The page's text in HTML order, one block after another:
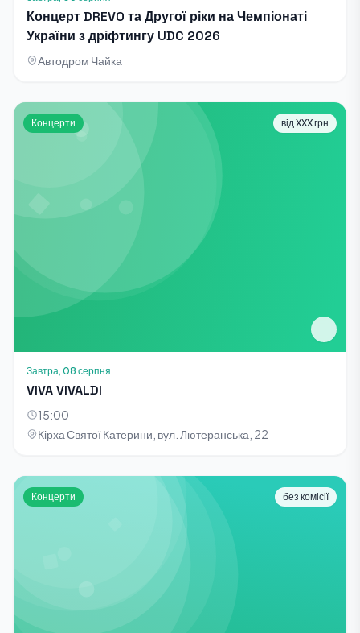
Концерт DREVO та Другої ріки на Чемпіонаті
України з дріфтингу UDC 2026
Автодром Чайка
Концерти від XXX грн
Завтра, 08 серпня
VIVA VIVALDI
15:00
Кірха Святої Катерини, вул. Лютеранська, 22
Концерти без комісії